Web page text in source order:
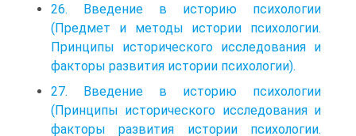
26. Введение в историю психологии
(Предмет и методы истории психологии.
Принципы исторического исследования и
факторы развития истории психологии).
27. Введение в историю психологии
(Принципы исторического исследования и
факторы развития истории психологии.